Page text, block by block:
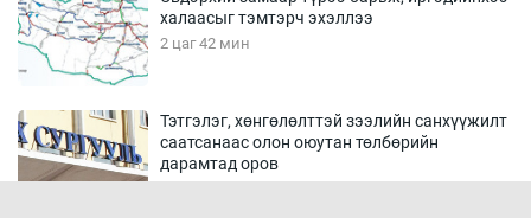
халаасыг тэмтэрч эхэллээ
2 цаг 42 мин
Тэтгэлэг, хөнгөлөлттэй зээлийн санхүүжилт
саатсанаас олон оюутан төлбөрийн
дарамтад оров